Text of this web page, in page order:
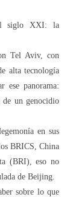
siglo XXI: la
Tel Aviv, con
alta tecnología
ese panorama:
de un genocidio
en sus
BRICS, China
(BRI), eso no
de Beijing.
sobre lo que